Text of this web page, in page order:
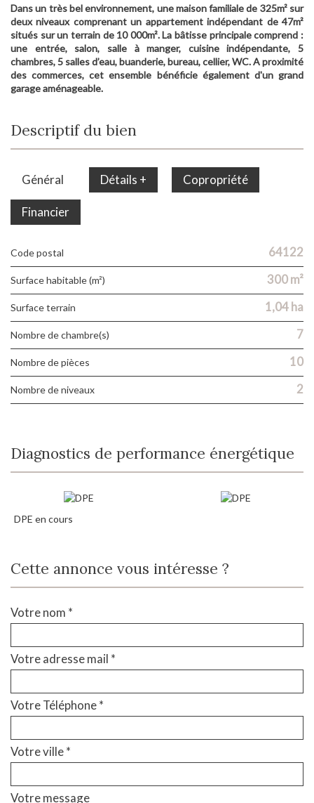
Dans un très bel environnement, une maison familiale de 325m² sur
deux niveaux comprenant un appartement indépendant de 47m²
situés sur un terrain de 10 000m². La bâtisse principale comprend :
une entrée, salon, salle à manger, cuisine indépendante, 5
chambres, 5 salles d’eau, buanderie, bureau, cellier, WC. A proximité
des commerces, cet ensemble bénéficie également d'un grand
garage aménageable.
Descriptif du bien
Général Détails + Copropriété
Financier
Code postal 64122
Surface habitable (m²) 300 m²
surface terrain 1,04 ha
Nombre de chambre(s) 7
Nombre de pièces 10
Nombre de niveaux 2
Diagnostics de performance énergétique
DPE en cours
Cette annonce vous intéresse ?
Votre nom *
Votre adresse mail *
Votre Téléphone *
Votre ville *
Votre message